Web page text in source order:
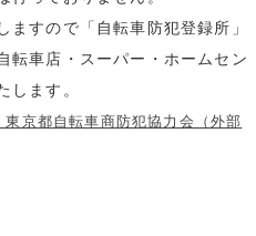
すので「自転車防犯登録所」
転車店・スーパー・ホームセン
します。
京都自転車商防犯協力会（外部